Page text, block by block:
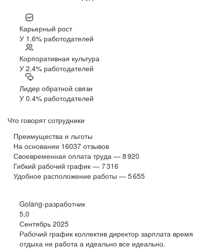
Карьерный рост
У 1.6% работодателей
Корпоративная культура
У 2.4% работодателей
Лидер обратной связи
У 0.4% работодателей
Что говорят сотрудники
Преимущества и льготы
На основании 16037 отзывов
Своевременная оплата труда — 8 920
Гибкий рабочий график — 7 316
Удобное расположение работы — 5 655
Golang-разработчик
5,0
Сентябрь 2025
Рабочий график коллектив директор зарплата время
отдыха не работа а идеально все идеально.